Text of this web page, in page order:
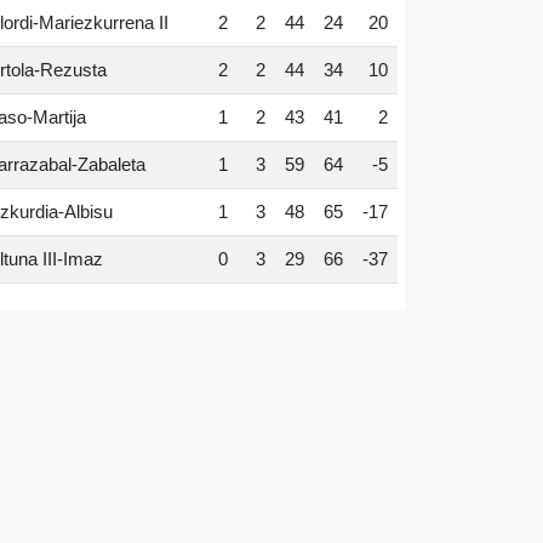
Mariezkurrena II 2 2 44 24 20
Rezusta 2 2 44 34 10
Martija 1 2 43 41 2
Zabaleta 1 3 59 64 -5
Albisu 1 3 48 65 -17
III-Imaz 0 3 29 66 -37